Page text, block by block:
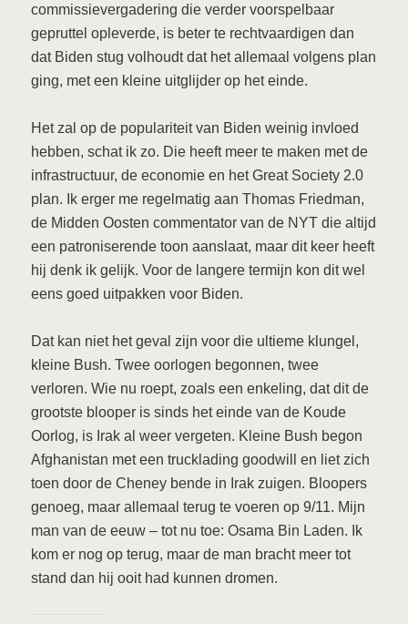
commissievergadering die verder voorspelbaar
gepruttel opleverde, is beter te rechtvaardigen dan
dat Biden stug volhoudt dat het allemaal volgens plan
ging, met een kleine uitglijder op het einde.
Het zal op de populariteit van Biden weinig invloed
hebben, schat ik zo. Die heeft meer te maken met de
infrastructuur, de economie en het Great Society 2.0
plan. Ik erger me regelmatig aan Thomas Friedman,
de Midden Oosten commentator van de NYT die altijd
een patroniserende toon aanslaat, maar dit keer heeft
hij denk ik gelijk. Voor de langere termijn kon dit wel
eens goed uitpakken voor Biden.
Dat kan niet het geval zijn voor die ultieme klungel,
kleine Bush. Twee oorlogen begonnen, twee
verloren. Wie nu roept, zoals een enkeling, dat dit de
grootste blooper is sinds het einde van de Koude
Oorlog, is Irak al weer vergeten. Kleine Bush begon
Afghanistan met een trucklading goodwill en liet zich
toen door de Cheney bende in Irak zuigen. Bloopers
genoeg, maar allemaal terug te voeren op 9/11. Mijn
man van de eeuw – tot nu toe: Osama Bin Laden. Ik
kom er nog op terug, maar de man bracht meer tot
stand dan hij ooit had kunnen dromen.